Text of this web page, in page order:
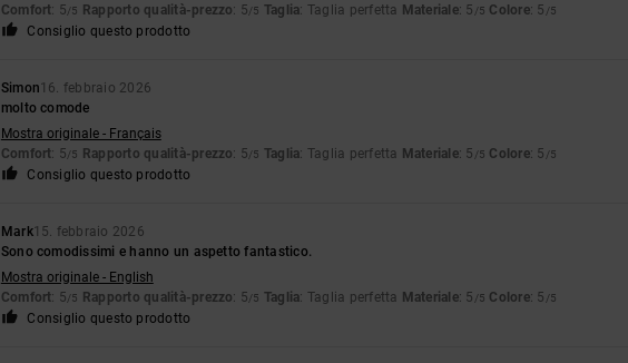
Comfort: 5/5 Rapporto qualità-prezzo: 5/5 Taglia: Taglia perfetta Materiale: 5 /5 Colore: 5 /5
Consiglio questo prodotto
Simon16. febbraio 2026
molto comode
Mostra originale - Français
Comfort: 5/5 Rapporto qualità-prezzo: 5/5 Taglia: Taglia perfetta Materiale: 5 /5 Colore: 5 /5
Consiglio questo prodotto
Mark15. febbraio 2026
Sono comodissimi e hanno un aspetto fantastico.
Mostra originale - English
Comfort: 5/5 Rapporto qualità-prezzo: 5/5 Taglia: Taglia perfetta Materiale: 5 /5 Colore: 5 /5
Consiglio questo prodotto